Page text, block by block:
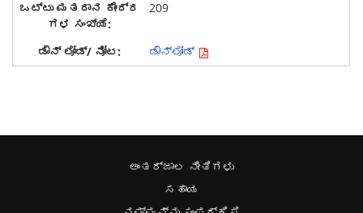
209
ಡೌನ್‌ಲೋಡ್
ಅಂತರ್ಜಾಲ ನೀತಿಗಳು
ಸಹಾಯ